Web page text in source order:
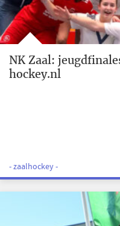
NK Zaal:
hockey.nl
- zaalhockey -